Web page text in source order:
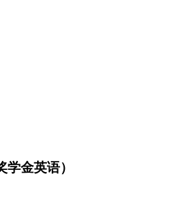
金英语）